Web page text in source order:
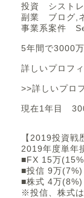
投資 シスト
副業 ブログ,
事業系案件
5年間で3000
詳しいプロフ
>>詳しいプロ
現在1年目
【2019投資戦
2019年度単年
■FX 15万
■投信 9万(7%)
■株式 4万(8%)
※投信、株式